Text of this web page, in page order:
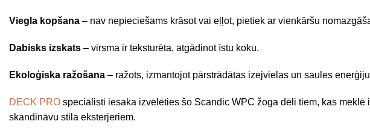
Viegla kopšana – nav nepieciešams krāsot vai eļļot, pietiek ar vienkāršu
Dabisks izskats – virsma ir teksturēta, atgādinot īstu koku.
Ekoloģiska ražošana – ražots, izmantojot pārstrādātas izejvielas un saules
DECK PRO speciālisti iesaka izvēlēties šo Scandic WPC žoga dēli tiem, kas
skandināvu stila eksterjeriem.